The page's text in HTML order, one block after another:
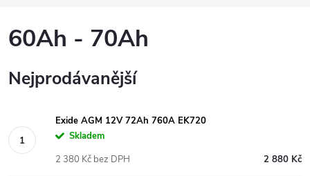
60Ah - 70Ah
Nejprodávanější
Exide AGM 12V 72Ah 760A EK720
Skladem
2 880 Kč
2 380 Kč bez DPH